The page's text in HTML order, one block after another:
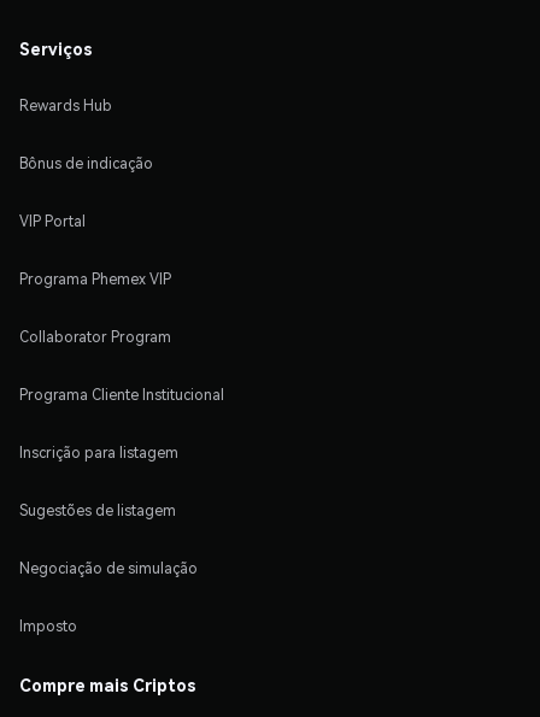
Serviços
Rewards Hub
Bônus de indicação
VIP Portal
Programa Phemex VIP
Collaborator Program
Programa Cliente Institucional
Inscrição para listagem
Sugestões de listagem
Negociação de simulação
Imposto
Compre mais Criptos